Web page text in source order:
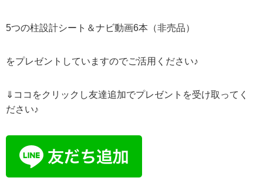
5つの柱設計シート＆ナビ動画6本（非売品）
をプレゼントしていますのでご活用ください♪
⇓ココをクリックし友達追加でプレゼントを受け取ってく
ださい♪